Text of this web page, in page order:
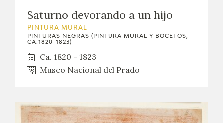
CATÁLOGO
GOYA EN ARAGÓN
Saturno devorando a un hijo
PINTURA MURAL
PINTURAS NEGRAS (PINTURA MURAL Y BOCETOS,
CA.1820-1823)
Ca. 1820 - 1823
Museo Nacional del Prado